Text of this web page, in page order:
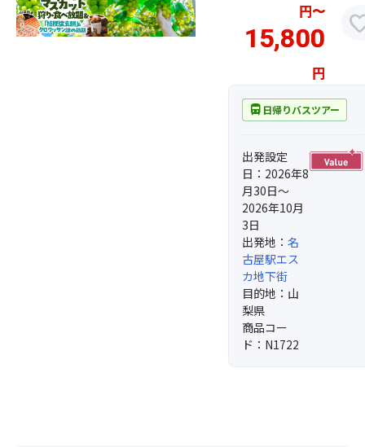
円〜
15,800
円
directions_bus 日帰りバスツアー
出発設定
日：2026年8
月30日～
2026年10月
3日
出発地： 名
古屋駅エス
カ地下街
目的地：山
梨県
商品コー
ド：N1722